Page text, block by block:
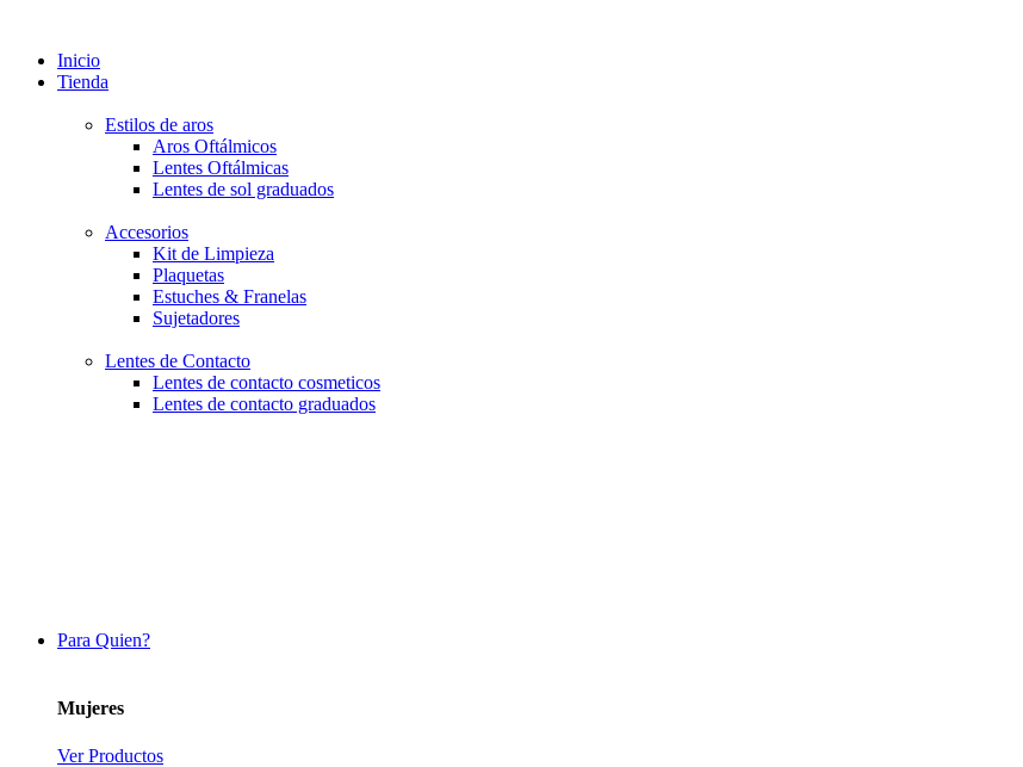
Inicio
Tienda
Estilos de aros
Aros Oftálmicos
Lentes Oftálmicas
Lentes de sol graduados
Accesorios
Kit de Limpieza
Plaquetas
Estuches & Franelas
Sujetadores
Lentes de Contacto
Lentes de contacto cosmeticos
Lentes de contacto graduados
Para Quien?
Mujeres
Ver Productos